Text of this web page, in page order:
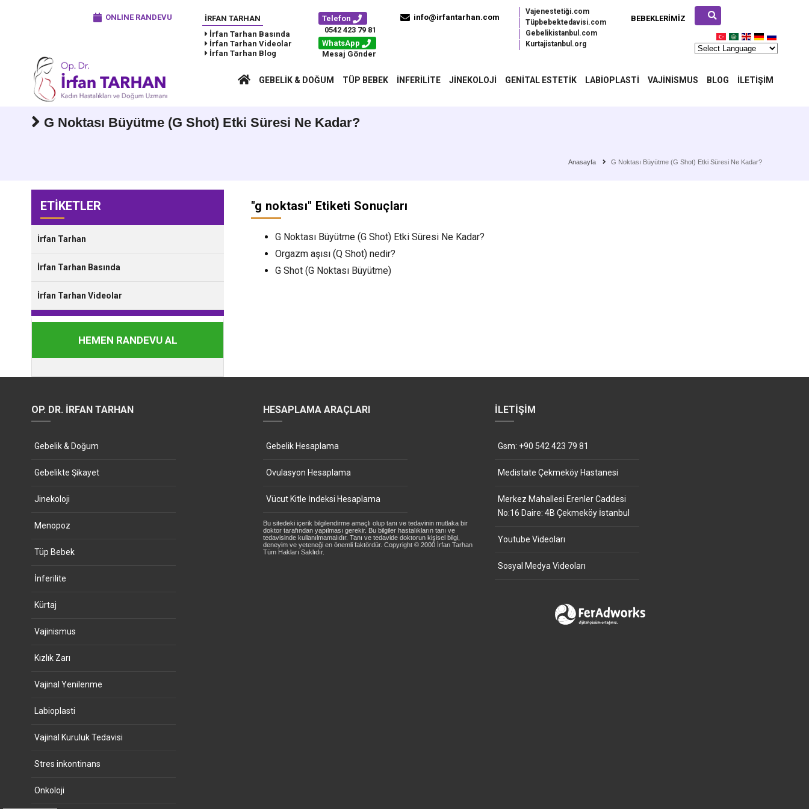
ONLINE RANDEVU
İRFAN TARHAN
İrfan Tarhan Basında
İrfan Tarhan Videolar
İrfan Tarhan Blog
BEBEKLERIMIZ
Vajenestetiği.com
Tüpbebektedavisi.com
Gebelikistanbul.com
Kurtajistanbul.org
Telefon
0542 423 79 81
WhatsApp
Mesaj Gönder
info@irfantarhan.com
GEBELIK & DOĞUM TÜP BEBEK İNFERILITE JINEKOLOJI GENITAL ESTETIK LABIOPLASTI VAJINISMUS BLOG İLETIŞIM
G Noktası Büyütme (G Shot) Etki Süresi Ne Kadar?
Anasayfa G Noktası Büyütme (G Shot) Etki Süresi Ne Kadar?
ETİKETLER
İrfan Tarhan
İrfan Tarhan Basında
İrfan Tarhan Videolar
HEMEN RANDEVU AL
"g noktası" Etiketi Sonuçları
G Noktası Büyütme (G Shot) Etki Süresi Ne Kadar?
Orgazm aşısı (Q Shot) nedir?
G Shot (G Noktası Büyütme)
OP. DR. İRFAN TARHAN
Gebelik & Doğum
Gebelikte Şikayet
Jinekoloji
Menopoz
Tüp Bebek
İnferilite
Kürtaj
Vajinismus
Kızlık Zarı
Vajinal Yenilenme
Labioplasti
Vajinal Kuruluk Tedavisi
Stres inkontinans
Onkoloji
HESAPLAMA ARAÇLARI
Gebelik Hesaplama
Ovulasyon Hesaplama
Vücut Kitle İndeksi Hesaplama
Bu sitedeki içerik bilgilendirme amaçlı olup tanı ve tedavinin mutlaka bir
doktor tarafından yapılması gerekir. Bu bilgiler hastalıkların tanı ve
tedavisinde kullanılmamalıdır. Tanı ve tedavide doktorun kişisel bilgi,
deneyim ve yeteneği en önemli faktördür. Copyright © 2000 İrfan Tarhan
Tüm Hakları Saklıdır.
İLETIŞIM
Gsm: +90 542 423 79 81
Medistate Çekmeköy Hastanesi
Merkez Mahallesi Erenler Caddesi
No:16 Daire: 4B Çekmeköy İstanbul
Youtube Videoları
Sosyal Medya Videoları